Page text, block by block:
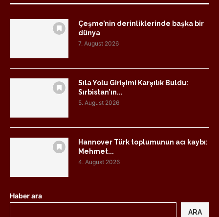
Çeşme’nin derinliklerinde başka bir
dünya
7. August 2026
Sıla Yolu Girişimi Karşılık Buldu:
Sırbistan’ın...
5. August 2026
Hannover Türk toplumunun acı kaybı:
Mehmet...
4. August 2026
Haber ara
ARA